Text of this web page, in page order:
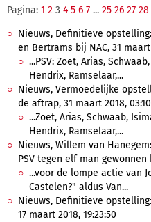
Pagina: 1 2 3 4 5 6 7 ... 25 26 27 28
Nieuws, Definitieve
en Bertrams bij NAC, 31 maart
...PSV: Zoet, Arias,
Hendrix, Ramselaar,...
Nieuws, Vermoedelijke
de aftrap, 31 maart 2018,
...Zoet, Arias, Schwaab,
Hendrix, Ramselaar,...
Nieuws, Willem van
PSV tegen elf man gewonnen
...voor de lompe actie van
Castelen?" aldus Van...
Nieuws, Definitieve
17 maart 2018, 19:23:50